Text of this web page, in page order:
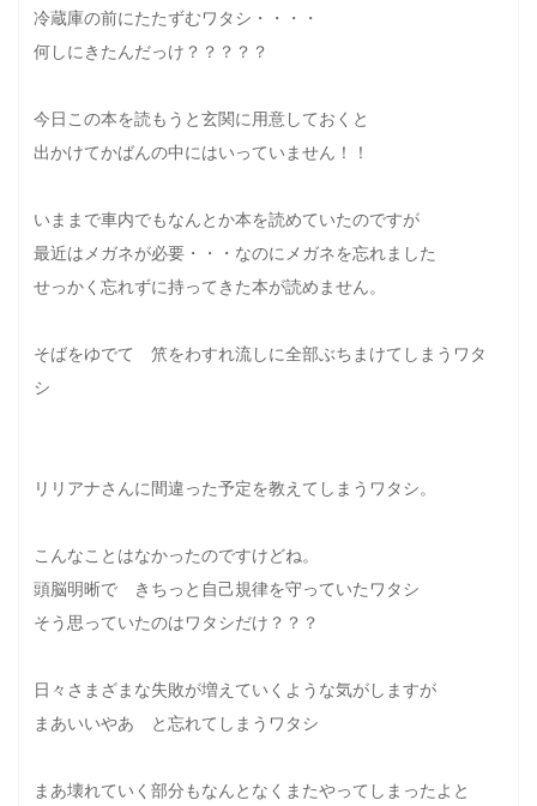
冷蔵庫の前にたたずむワタシ・・・・
何しにきたんだっけ？？？？？
今日この本を読もうと玄関に用意しておくと
出かけてかばんの中にはいっていません！！
いままで車内でもなんとか本を読めていたのですが
最近はメガネが必要・・・なのにメガネを忘れました
せっかく忘れずに持ってきた本が読めません。
そばをゆでて 笊をわすれ流しに全部ぶちまけてしまうワタ
シ
リリアナさんに間違った予定を教えてしまうワタシ。
こんなことはなかったのですけどね。
頭脳明晰で きちっと自己規律を守っていたワタシ
そう思っていたのはワタシだけ？？？
日々さまざまな失敗が増えていくような気がしますが
まあいいやあ と忘れてしまうワタシ
まあ壊れていく部分もなんとなくまたやってしまったよと